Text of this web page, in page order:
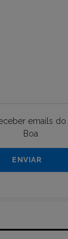
emails do
Boa